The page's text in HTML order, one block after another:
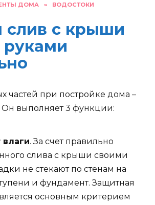
ДОМА » ВОДОСТОКИ
слив с крыши
частей при постройке дома –
Он выполняет 3 функции:
. За счет правильно
слива с крыши своими
не стекают по стенам на
и фундамент. Защитная
основным критерием